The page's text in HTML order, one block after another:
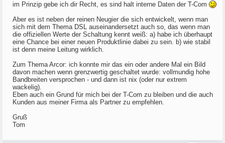
im Prinzip gebe ich dir Recht, es sind halt interne Daten der T-Com
Aber es ist neben der reinen Neugier die sich entwickelt, wenn man
sich mit dem Thema DSL auseinandersetzt auch so, das wenn man
die offiziellen Werte der Schaltung kennt weiß: a) habe ich überhaupt
eine Chance bei einer neuen Produktlinie dabei zu sein. b) wie stabil
ist denn meine Leitung wirklich.
Zum Thema Arcor: ich konnte mir das ein oder andere Mal ein Bild
davon machen wenn grenzwertig geschaltet wurde: vollmundig hohe
Bandbreiten versprochen - und dann ist nix (oder nur extrem
wackelig).
Eben auch ein Grund für mich bei der T-Com zu bleiben und die auch
Kunden aus meiner Firma als Partner zu empfehlen.
Gruß
Tom